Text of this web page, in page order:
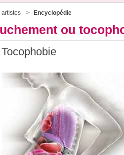
artistes Encyclopédie
ou
Tocophobie